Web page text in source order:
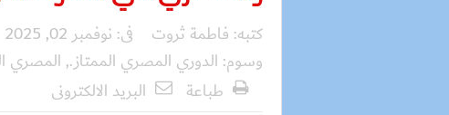
كتبه: فاطمة ثروت فى: نوفمبر 02, 2025
وسوم: الدوري المصري الممتاز., المصري
طباعة
البريد الالكترونى